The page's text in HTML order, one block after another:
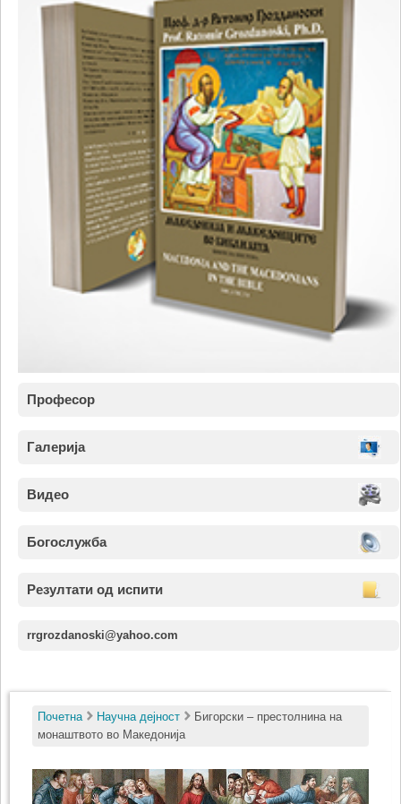
Професор
Галерија
Видео
Богослужба
Резултати од испити
rrgrozdanoski@yahoo.com
Почетна Научна дејност
Бигорски – престолнина на
монаштвото во Македонија